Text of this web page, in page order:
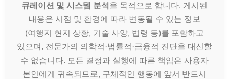
큐레이션 및 시스템 분석 을 목적으로 합니다. 게시된
내용은 시점 및 환경에 따라 변동될 수 있는 정보
(여행지 현지 상황, 기술 사양, 법령 등)를 포함하고
있으며, 전문가의 의학적·법률적·금융적 진단을 대신할
수 없습니다. 모든 결정과 실행에 따른 책임은 사용자
본인에게 귀속되므로, 구체적인 행동에 앞서 반드시